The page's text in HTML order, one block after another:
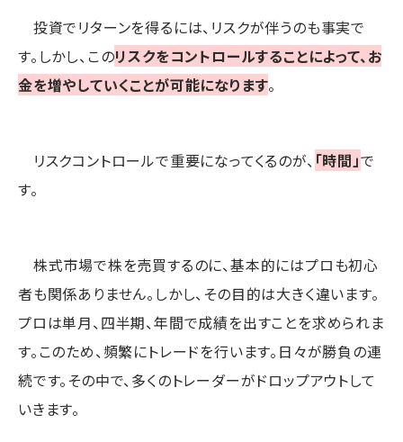
投資でリターンを得るには、リスクが伴うのも事実で
す。しかし、このリスクをコントロールすることによって、お
金を増やしていくことが可能になります。
リスクコントロールで重要になってくるのが、 「時間」で
す。
株式市場で株を売買するのに、基本的にはプロも初心
者も関係ありません。しかし、その目的は大きく違います。
プロは単月、四半期、年間で成績を出すことを求められま
す。このため、頻繁にトレードを行います。日々が勝負の連
続です。その中で、多くのトレーダーがドロップアウトして
いきます。